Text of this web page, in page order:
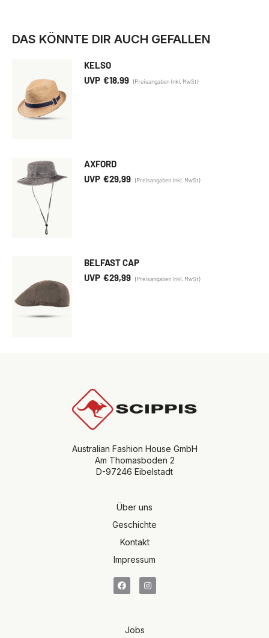
DAS KÖNNTE DIR AUCH GEFALLEN
KELSO
€18,99
AXFORD
€29,99
BELFAST CAP
€29,99
Australian Fashion House GmbH
Am Thomasboden 2
D-97246 Eibelstadt
Über uns
Geschichte
Kontakt
Impressum
Jobs